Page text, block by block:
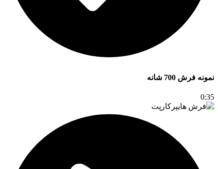
نمونه فرش 700 شانه
0:35